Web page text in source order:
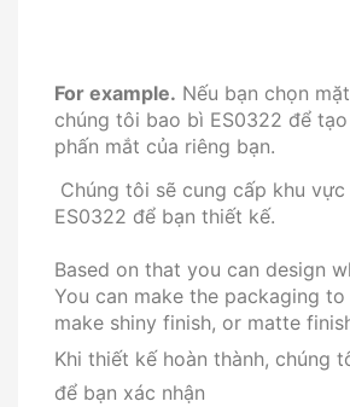
For example. Nếu bạn chọn
chúng tôi bao bì ES0322 để
phấn mắt của riêng bạn.
Chúng tôi sẽ cung cấp khu
ES0322 để bạn thiết kế.
Based on that you can design
You can make the packaging
make shiny finish, or matte
Khi thiết kế hoàn thành, chúng
để bạn xác nhận